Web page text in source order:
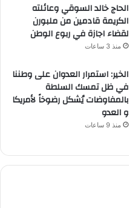
الحاج خالد السوقي وعائلته
الكريمة قادمين من ملبورن
لقضاء اجازة في ربوع الوطن
منذ 3 ساعات
الخير: استمرار العدوان على وطننا
في ظل تمسك السلطة
بالمفاوضات يُشكل رضوخاً لأمريكا
و العدو
منذ 9 ساعات